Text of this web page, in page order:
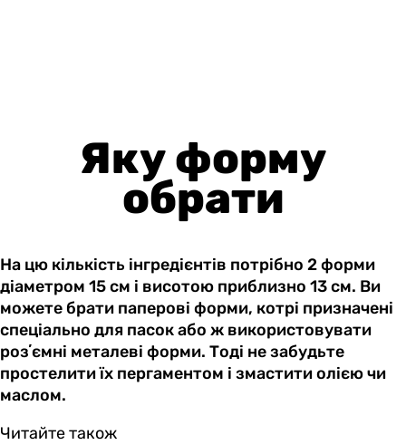
Яку форму
обрати
На цю кількість інгредієнтів потрібно 2 форми
діаметром 15 см і висотою приблизно 13 см. Ви
можете брати паперові форми, котрі призначені
спеціально для пасок або ж використовувати
розʼємні металеві форми. Тоді не забудьте
простелити їх пергаментом і змастити олією чи
маслом.
Читайте також